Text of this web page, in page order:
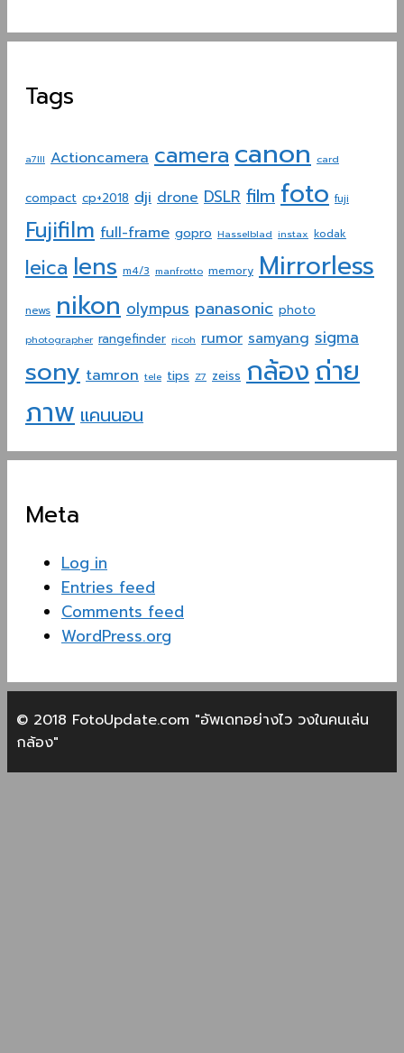
Tags
a7III Actioncamera camera canon card
compact cp+2018 dji drone DSLR film foto fuji
Fujifilm full-frame gopro Hasselblad instax kodak
leica lens m4/3 manfrotto memory Mirrorless
news nikon olympus panasonic photo
photographer rangefinder ricoh rumor samyang sigma
sony tamron tele tips Z7 zeiss กล้องถ่าย
ภาพ แคนนอน
Meta
Log in
Entries feed
Comments feed
WordPress.org
© 2018 FotoUpdate.com "อัพเดทอย่างไว วงในคนเล่น
กล้อง"